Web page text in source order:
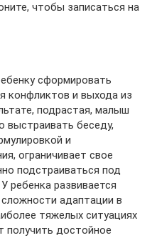
чтобы записаться на
сформировать
конфликтов и выхода из
подрастая, малыш
выстраивать беседу,
и
ограничивает свое
подстраиваться под
ребенка развивается
адаптации в
тяжелых ситуациях
получить достойное